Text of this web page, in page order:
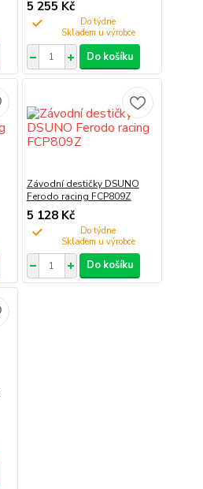
5 255 Kč
Do týdne
Do košíku
Závodní destičky DSUNO
Ferodo racing FCP809Z
5 128 Kč
Do týdne
Do košíku